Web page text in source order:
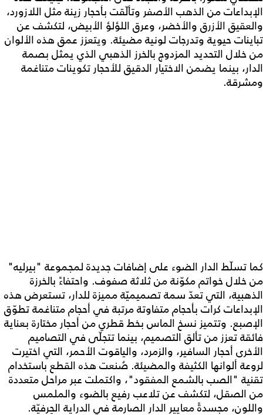
الإبداعات من الذهب الأصفر وتألّقت بأحجار زينة مثل اللازورد،
والعقيق الأزرق والأخضر، وعرق اللؤلؤ الأبيض، لتكشف عن
تباينات حيوية وتدرجات لونية مضيئة. ويتعزز عمق هذه الألوان
من خلال التحديد المزدوج بالخرز الذهبي الذي يمثل بصمة
الدار، بينما يضمن الاختيار الدقيق للأحجار تكوينات متناغمة
ومشرقة.
كما تسلّط الدار الضوء على إضافات جديدة لمجموعة "بيرليه"
من خلال خواتم مكوّنة من ثلاثة صفوف. واحتفاءً بالخرزة
الذهبية، التي تعدّ سمة تصميميّة مميزة للدار، تستعرض هذه
الإبداعات كرات بأحجام متفاوتة مرتبة في أحجام متناغمة تطوّق
الإصبع. وتتميز نسخ الماس بخط قطري من أحجار مختارة بعناية
فائقة تعزز من تألق التصميم، بينما تتجلّى في التصاميم
الأخرى أحجار السافير، والزمرد، والياقوت الأحمر، التي اختيرت
لروعة ألوانها الكثيفة والمضيئة. صُنعت هذه القطع باستخدام
تقنية "الصب بالشمع المفقود"، واكتملت عبر مراحل متعددة
من الصقل، لتكشف عن تلاعب رفيع بالضوء والملمس
واللون، مجسدةً معايير الدار الصارمة في الدراية الحِرفيّة.